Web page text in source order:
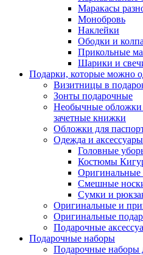
Маракасы
Монобровь
Наклейки
Ободки и
Прикольные
Шарики и
Подарки, которые можно
Визитницы в
Зонты подарочные
Необычные обложки
зачетные книжки
Обложки для
Одежда и
Головные
Костюмы
Оригинальные
Смешные
Сумки и
Оригинальные и
Оригинальные
Подарочные
Подарочные наборы
Подарочные наборы